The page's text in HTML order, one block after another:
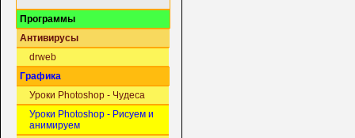
Программы
Антивирусы
drweb
Графика
Уроки Photoshop - Чудеса
Уроки Photoshop - Рисуем и
анимируем